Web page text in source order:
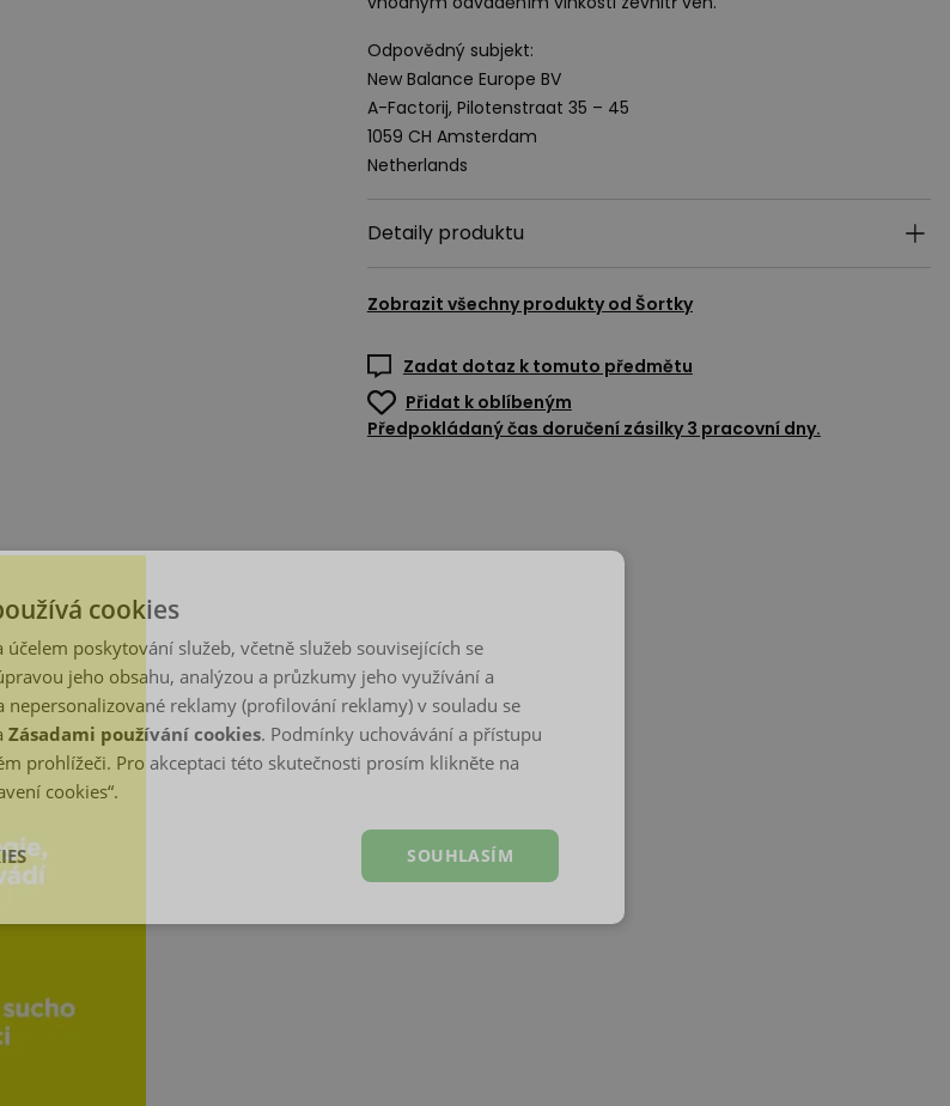
Odpovědný subjekt:
New Balance Europe BV
A-Factorij, Pilotenstraat 35 – 45
1059 CH Amsterdam
Netherlands
Detaily produktu
Zobrazit všechny produkty od Šortky
Zadat dotaz k tomuto předmětu
Přidat k oblíbeným
Předpokládaný čas doručení zásilky 3 pracovní dny.
cookies
poskytování služeb, včetně služeb souvisejících se
jeho obsahu, analýzou a průzkumy jeho využívání a
nepersonalizované reklamy (profilování reklamy) v souladu se
Zásadami používání cookies. Podmínky uchovávání a přístupu
prohlížeči. Pro akceptaci této skutečnosti prosím klikněte na
cookies“.
SOUHLASÍM